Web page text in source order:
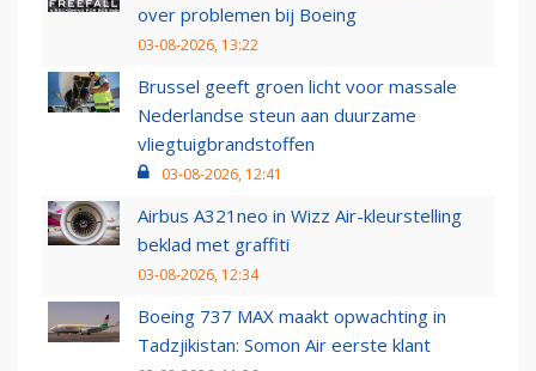
over problemen bij Boeing
03-08-2026, 13:22
Brussel geeft groen licht voor massale
Nederlandse steun aan duurzame
vliegtuigbrandstoffen
03-08-2026, 12:41
Airbus A321neo in Wizz Air-kleurstelling
beklad met graffiti
03-08-2026, 12:34
Boeing 737 MAX maakt opwachting in
Tadzjikistan: Somon Air eerste klant